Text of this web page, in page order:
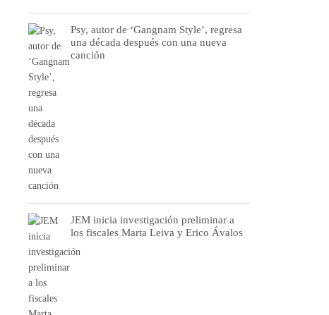
Psy, autor de ‘Gangnam Style’, regresa
una década después con una nueva
canción
JEM inicia investigación preliminar a
los fiscales Marta Leiva y Erico Ávalos